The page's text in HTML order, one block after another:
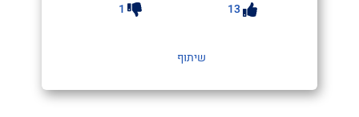
13
1
שיתוף